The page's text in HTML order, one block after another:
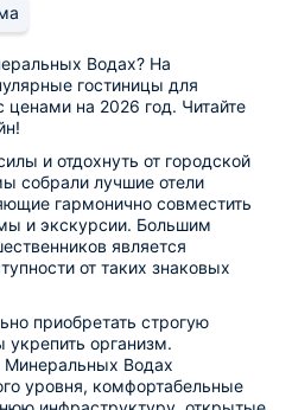
Водах? На
гостиницы для
ценами на 2026 год. Читайте
и отдохнуть от городской
собрали лучшие отели
гармонично совместить
и экскурсии. Большим
является
от таких знаковых
приобретать строгую
укрепить организм.
Водах
уровня, комфортабельные